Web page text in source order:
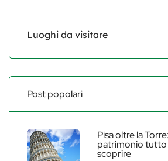
Luoghi da visitare
Post popolari
Pisa oltre la
patrimonio tutto
scoprire